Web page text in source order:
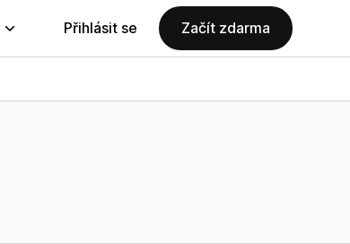
Přihlásit se Začít zdarma